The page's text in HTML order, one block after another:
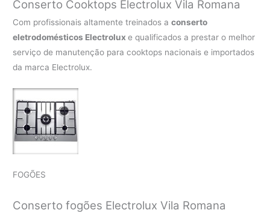
Conserto Cooktops Electrolux Vila Romana
Com profissionais altamente treinados aconserto
eletrodomésticos Electroluxe qualificados a prestar o melhor
serviço de manutenção para cooktops nacionais e importados
da marca Electrolux.
FOGÕES
Conserto fogões Electrolux Vila Romana